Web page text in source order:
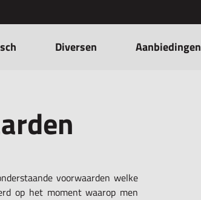
Diversen Aanbiedingen
voorwaarden welke
op het moment waarop men